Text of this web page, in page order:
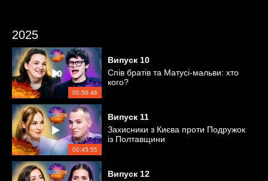
2025
00:50:46
Випуск 10
Спів братів та Матусі-мальви: хто
кого?
00:45:55
Випуск 11
Захисники з Києва проти Подружок
із Полтавщини
Випуск 12